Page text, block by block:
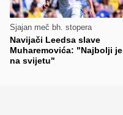
Sjajan meč bh. stopera
Navijači Leedsa slave
Muharemovića: "Najbolji je
na svijetu"